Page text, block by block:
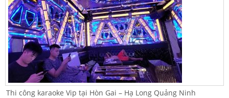
Thi công karaoke Vip tại Hòn Gai – Hạ Long Quảng Ninh